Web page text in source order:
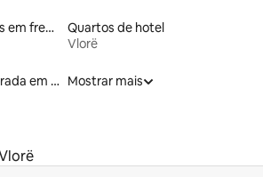
Aluguéis de espaços em frente à praia
Quartos de hotel
Vlorë
Aluguéis por temporada em hotéis-fazenda Mostrar mais